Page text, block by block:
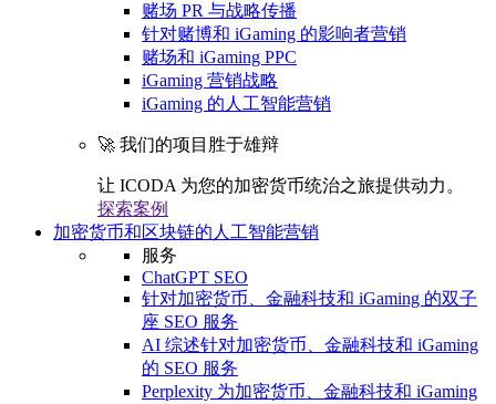
赌场 PR 与战略传播
针对赌博和 iGaming 的影响者营销
赌场和 iGaming PPC
iGaming 营销战略
iGaming 的人工智能营销
🚀 我们的项目胜于雄辩
让 ICODA 为您的加密货币统治之旅提供动力。
探索案例
加密货币和区块链的人工智能营销
服务
ChatGPT SEO
针对加密货币、金融科技和 iGaming 的双子
座 SEO 服务
AI 综述针对加密货币、金融科技和 iGaming
的 SEO 服务
Perplexity 为加密货币、金融科技和 iGaming